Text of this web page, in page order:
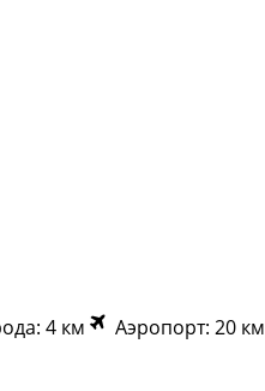
4 км Аэропорт: 20 км